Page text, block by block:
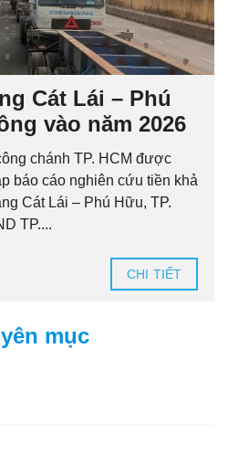
Cát Lái – Phú
vào năm 2026
chánh TP. HCM được
báo cáo nghiên cứu tiền khả
Cát Lái – Phú Hữu, TP.
TP....
CHI TIẾT
mục